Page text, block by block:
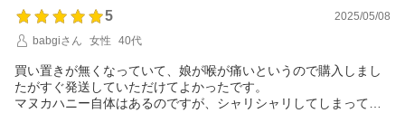
5
2025/05/08
babgiさん
女性 40代
買い置きが無くなっていて、娘が喉が痛いというので購入しまし
たがすぐ発送していただけてよかったです。
マヌカハニー自体はあるのですが、シャリシャリしてしまってい